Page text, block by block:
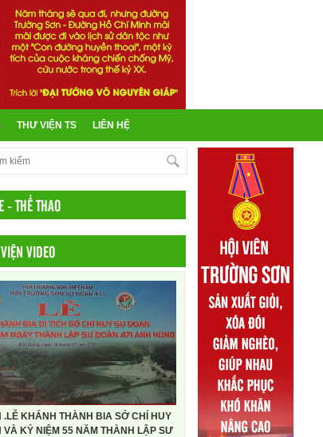
THƯ VIỆN TS LIÊN HỆ
- THỂ THAO
VIDEO
.LỄ KHÁNH THÀNH BIA SỞ CHỈ HUY
KỶ NIỆM 55 NĂM THÀNH LẬP SƯ